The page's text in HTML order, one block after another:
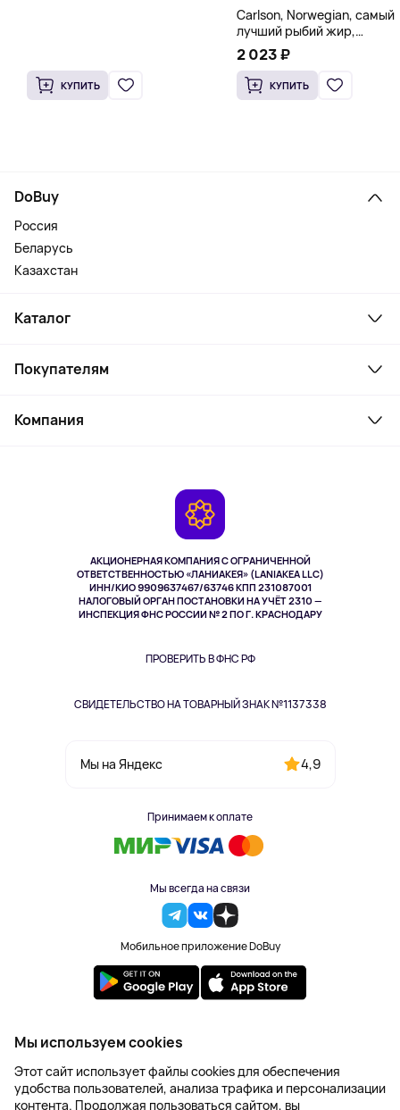
КУПИТЬ
Carlson, Norwegian, самый
лучший рыбий жир,
натуральный лимон, 15
пакетиков (5 мл) каждый
2 023 ₽
КУПИТЬ
АКЦИОНЕРНАЯ КОМПАНИЯ С ОГРАНИЧЕННОЙ
ОТВЕТСТВЕННОСТЬЮ «ЛАНИАКЕЯ» (LANIAKEA LLC)
ИНН/КИО 9909637467/63746 КПП 231087001
НАЛОГОВЫЙ ОРГАН ПОСТАНОВКИ НА УЧЁТ 2310 —
ИНСПЕКЦИЯ ФНС РОССИИ № 2 ПО Г. КРАСНОДАРУ
ПРОВЕРИТЬ В ФНС РФ
СВИДЕТЕЛЬСТВО НА ТОВАРНЫЙ ЗНАК №1137338
Мы на Яндекс 4,9
Принимаем к оплате
Мы всегда на связи
Мобильное приложение DoBuy
DoBuy
Россия
Беларусь
Казахстан
Каталог
Ноутбуки, мониторы, VR
Косметика и уход
Здоровье питомцев
Одежда и аксессуары
Покупателям
Как заказать
Компания
2023-2026 © DoBuy. Все права защищены
Правила обработки персональных данных
Пользовательское соглашение
Оферта
Мы используем cookies
Этот сайт использует файлы cookies для обеспечения
удобства пользователей, анализа трафика и персонализации
контента. Продолжая пользоваться сайтом, вы